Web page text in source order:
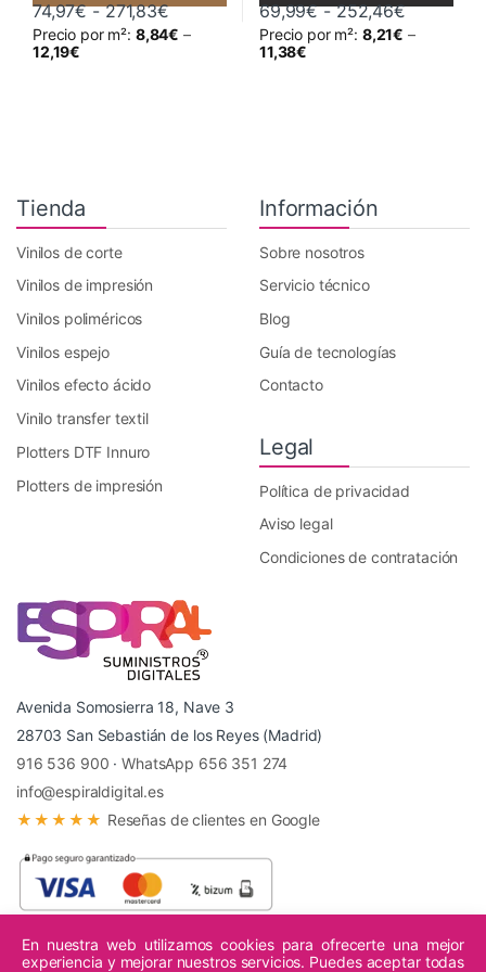
74,97€ - 271,83€Rango de precios: desde 74,97€ hasta
Precio por m²: 8,84€ –
12,19€
Este producto tiene múltiples variantes. Las opciones se
69,99€ - 252,46€Rango
Precio por m²: 8,21€ –
11,38€
Este producto tiene múltiples
Tienda
Vinilos de corte
Vinilos de impresión
Vinilos poliméricos
Vinilos espejo
Vinilos efecto ácido
Vinilo transfer textil
Plotters DTF Innuro
Plotters de impresión
Información
Sobre nosotros
Servicio técnico
Blog
Guía de tecnologías
Contacto
Legal
Política de privacidad
Aviso legal
Condiciones de contratación
Avenida Somosierra 18, Nave 3
28703 San Sebastián de los Reyes (Madrid)
916 536 900 ·WhatsApp 656 351 274
info@espiraldigital.es
★★★★★ Reseñas de clientes en Google
En nuestra web utilizamos cookies para ofrecerte una mejor
experiencia y mejorar nuestros servicios. Puedes aceptar todas